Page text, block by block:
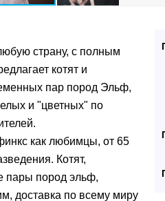
страну, с полным
котят и
пар пород Эльф,
и "цветных" по
как любимцы, от 65
Котят,
пары пород эльф,
доставка по всему миру